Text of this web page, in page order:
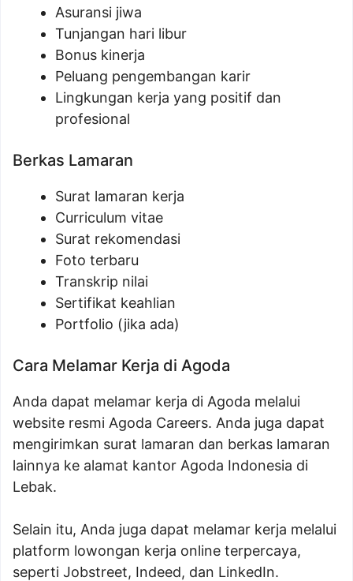
Asuransi jiwa
Tunjangan hari libur
Bonus kinerja
Peluang pengembangan karir
Lingkungan kerja yang positif dan
profesional
Berkas Lamaran
Surat lamaran kerja
Curriculum vitae
Surat rekomendasi
Foto terbaru
Transkrip nilai
Sertifikat keahlian
Portfolio (jika ada)
Cara Melamar Kerja di Agoda
Anda dapat melamar kerja di Agoda melalui
website resmi Agoda Careers. Anda juga dapat
mengirimkan surat lamaran dan berkas lamaran
lainnya ke alamat kantor Agoda Indonesia di
Lebak.
Selain itu, Anda juga dapat melamar kerja melalui
platform lowongan kerja online terpercaya,
seperti Jobstreet, Indeed, dan LinkedIn.